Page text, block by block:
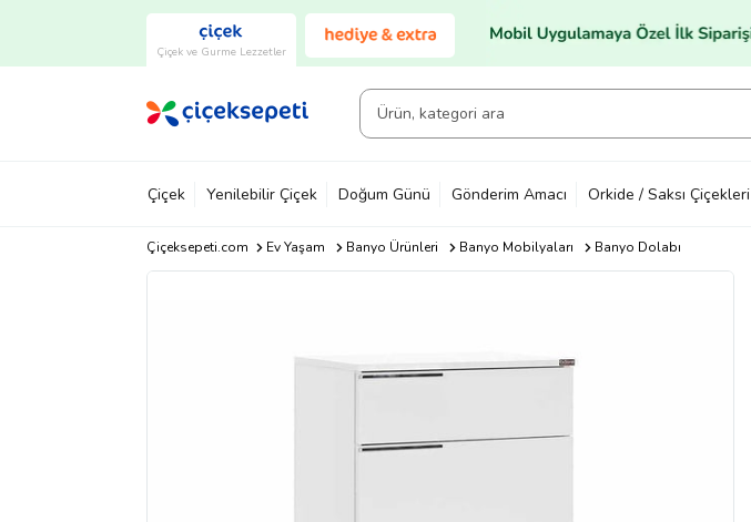
Çiçek ve Gurme Lezzetler
Çiçek Yenilebilir Çiçek Doğum Günü Gönderim Amacı Orkide / Saksı Çiçekleri
Çiçeksepeti.com Ev Yaşam Banyo Ürünleri Banyo Mobilyaları Banyo Dolabı